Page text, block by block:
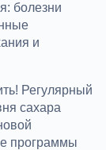
болезни
и
Регулярный
сахара
программы